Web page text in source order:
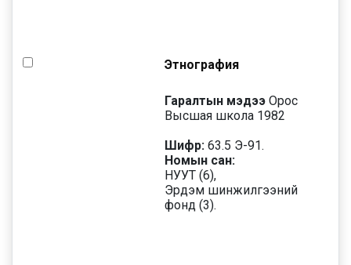
Этнография
Гаралтын мэдээ Орос
Высшая школа 1982
Шифр: 63.5 Э-91.
Номын сан:
НУУТ (6),
Эрдэм шинжилгээний
фонд (3).